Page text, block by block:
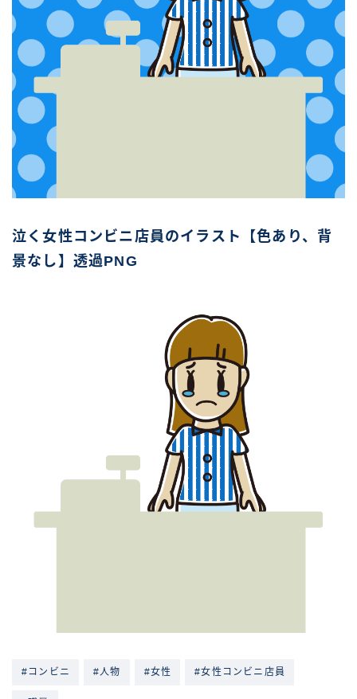
泣く女性コンビニ店員のイラスト【色あり、背
景なし】透過PNG
#コンビニ #人物 #女性 #女性コンビニ店員